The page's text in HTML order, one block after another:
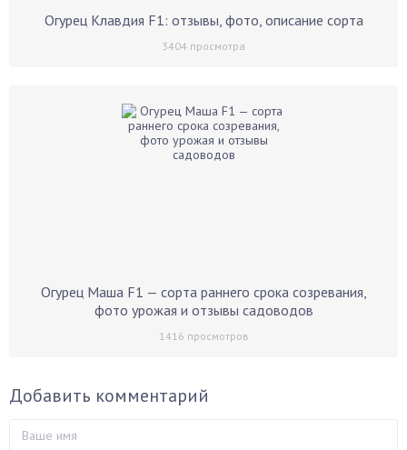
Огурец Клавдия F1: отзывы, фото, описание сорта
3404 просмотра
Огурец Маша F1 — сорта раннего срока созревания,
фото урожая и отзывы садоводов
1416 просмотров
Добавить комментарий